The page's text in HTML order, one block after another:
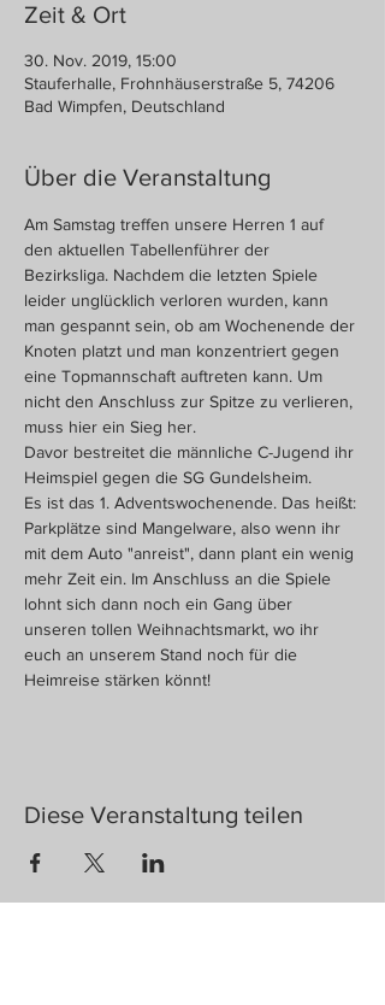
Zeit & Ort
30. Nov. 2019, 15:00
Stauferhalle, Frohnhäuserstraße 5, 74206
Bad Wimpfen, Deutschland
Über die Veranstaltung
Am Samstag treffen unsere Herren 1 auf
den aktuellen Tabellenführer der
Bezirksliga. Nachdem die letzten Spiele
leider unglücklich verloren wurden, kann
man gespannt sein, ob am Wochenende der
Knoten platzt und man konzentriert gegen
eine Topmannschaft auftreten kann. Um
nicht den Anschluss zur Spitze zu verlieren,
muss hier ein Sieg her.
Davor bestreitet die männliche C-Jugend ihr
Heimspiel gegen die SG Gundelsheim.
Es ist das 1. Adventswochenende. Das heißt:
Parkplätze sind Mangelware, also wenn ihr
mit dem Auto "anreist", dann plant ein wenig
mehr Zeit ein. Im Anschluss an die Spiele
lohnt sich dann noch ein Gang über
unseren tollen Weihnachtsmarkt, wo ihr
euch an unserem Stand noch für die
Heimreise stärken könnt!
Diese Veranstaltung teilen